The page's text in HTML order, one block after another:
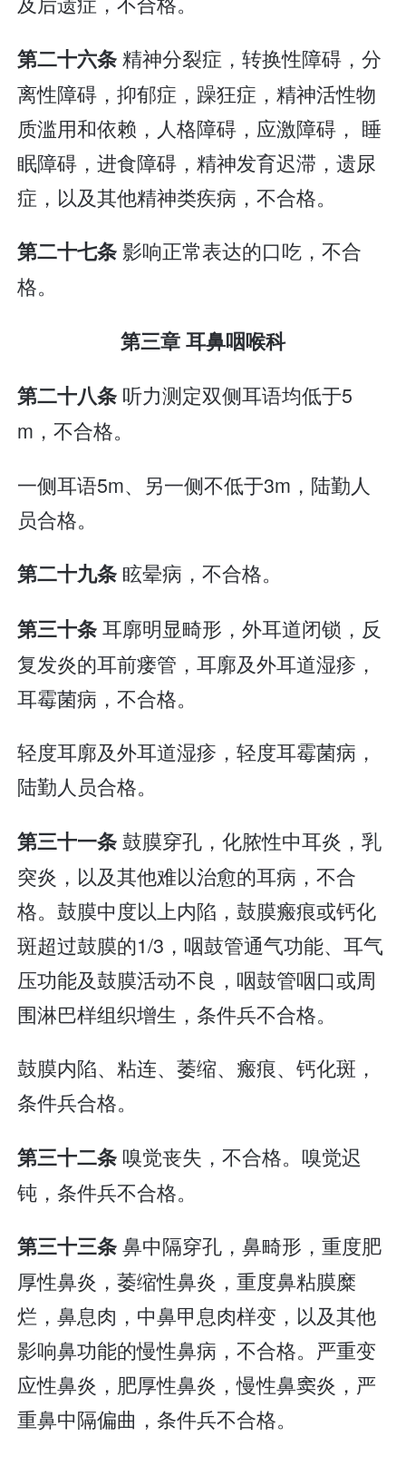
第二十六条精神分裂症，转换性障碍，分
离性障碍，抑郁症，躁狂症，精神活性物
质滥用和依赖，人格障碍，应激障碍， 睡
眠障碍，进食障碍，精神发育迟滞，遗尿
症，以及其他精神类疾病，不合格。
第二十七条影响正常表达的口吃，不合
格。
第三章 耳鼻咽喉科
第二十八条 听力测定双侧耳语均低于5
m，不合格。
一侧耳语5m、另一侧不低于3m，陆勤人
员合格。
第二十九条 眩晕病，不合格。
第三十条耳廓明显畸形，外耳道闭锁，反
复发炎的耳前瘘管，耳廓及外耳道湿疹，
耳霉菌病，不合格。
轻度耳廓及外耳道湿疹，轻度耳霉菌病，
陆勤人员合格。
第三十一条鼓膜穿孔，化脓性中耳炎，乳
突炎，以及其他难以治愈的耳病，不合
格。鼓膜中度以上内陷，鼓膜瘢痕或钙化
斑超过鼓膜的1/3，咽鼓管通气功能、耳气
压功能及鼓膜活动不良，咽鼓管咽口或周
围淋巴样组织增生，条件兵不合格。
鼓膜内陷、粘连、萎缩、瘢痕、钙化斑，
条件兵合格。
第三十二条 嗅觉丧失，不合格。嗅觉迟
钝，条件兵不合格。
第三十三条鼻中隔穿孔，鼻畸形，重度肥
厚性鼻炎，萎缩性鼻炎，重度鼻粘膜糜
烂，鼻息肉，中鼻甲息肉样变，以及其他
影响鼻功能的慢性鼻病，不合格。严重变
应性鼻炎，肥厚性鼻炎，慢性鼻窦炎，严
重鼻中隔偏曲，条件兵不合格。